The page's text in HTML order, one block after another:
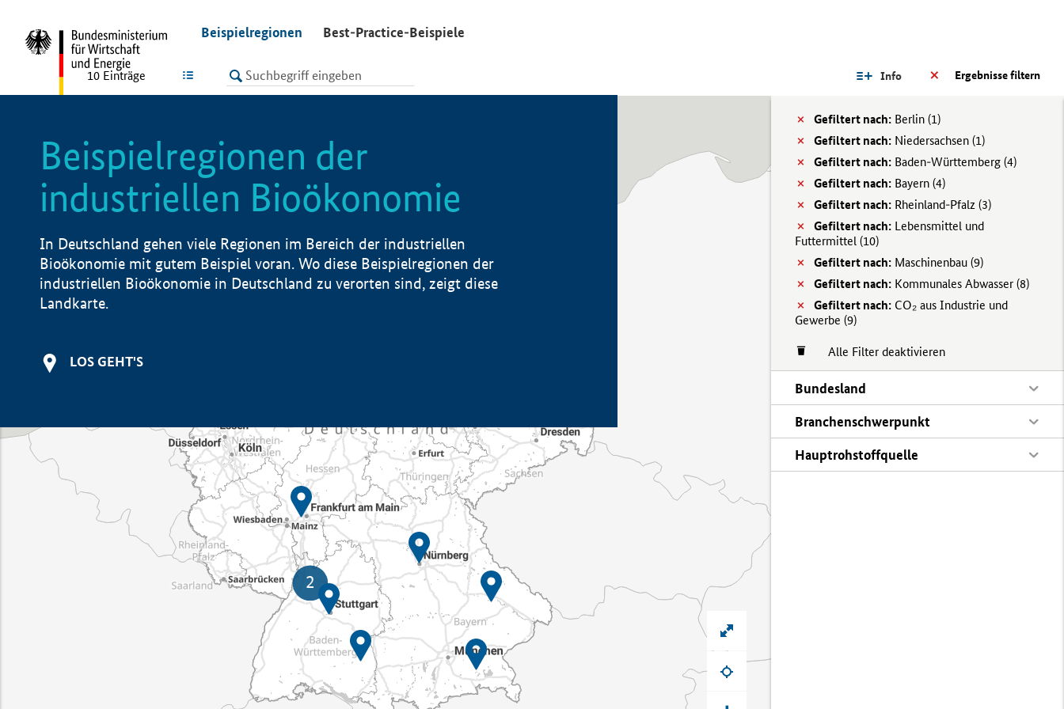
Beispielregionen Best-Practice-Beispiele
LISTE Ergebnisse filtern
Info
Gefiltert nach: Berlin (1)
Gefiltert nach: Niedersachsen (1)
Gefiltert nach: Baden-Württemberg (4)
Gefiltert nach: Bayern (4)
Gefiltert nach: Rheinland-Pfalz (3)
Gefiltert nach: Lebensmittel und
Futtermittel (10)
Gefiltert nach: Maschinenbau (9)
Gefiltert nach: Kommunales Abwasser (8)
Gefiltert nach: CO₂ aus Industrie und
Gewerbe (9)
Alle Filter deaktivieren
Bundesland
Branchenschwerpunkt
Hauptrohstoffquelle
10 Einträge
Beispielregionen der
industriellen Bioökonomie
In Deutschland gehen viele Regionen im Bereich der industriellen
Bioökonomie mit gutem Beispiel voran. Wo diese Beispielregionen der
industriellen Bioökonomie in Deutschland zu verorten sind, zeigt diese
Landkarte.
LOS GEHT'S